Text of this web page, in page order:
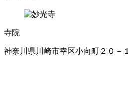
寺院
神奈川県川崎市幸区小向町２０－１